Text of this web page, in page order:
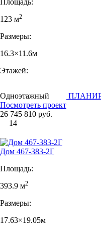
123 м2
Размеры:
16.3×11.6м
Этажей:
Одноэтажный
Посмотреть проект
26 745 810 руб.
14
Дом 467-383-2Г
Площадь:
393.9 м2
Размеры:
17.63×19.05м